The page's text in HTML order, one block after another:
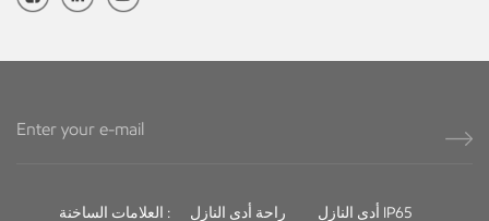
العلامات الساخنة : راحة أدى النازل أدى النازل IP65